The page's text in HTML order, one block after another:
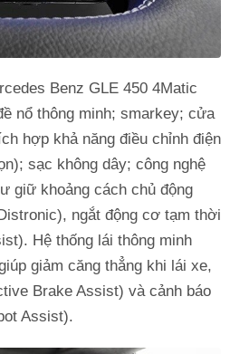
Benz GLE 450 4Matic
nổ thông minh; smarkey; cửa
hợp khả năng điều chỉnh điện
sạc không dây; công nghệ
giữ khoảng cách chủ động
ngắt động cơ tạm thời
Hệ thống lái thông minh
giảm căng thẳng khi lái xe,
Brake Assist) và cảnh báo
Assist).